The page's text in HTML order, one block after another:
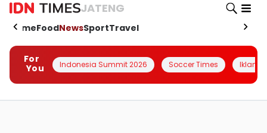
JATENG
HomeFoodNewsSportTravel
For
You
Indonesia Summit 2026 Soccer Times Iklanin